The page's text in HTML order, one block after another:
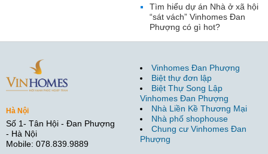
Tìm hiểu dự án Nhà ở xã hội
“sát vách” Vinhomes Đan
Phượng có gì hot?
Hà Nội
Số 1- Tân Hội - Đan Phượng
- Hà Nội
Mobile: 078.839.9889
Vinhomes Đan Phượng
Biệt thự đơn lập
Biệt Thự Song Lập
Vinhomes Đan Phượng
Nhà Liền Kề Thương Mại
Nhà phố shophouse
Chung cư Vinhomes Đan
Phượng